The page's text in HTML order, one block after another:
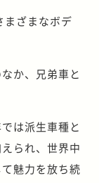
まざまなボデ
か、兄弟車と
は派生車種と
られ、世界中
魅力を放ち続